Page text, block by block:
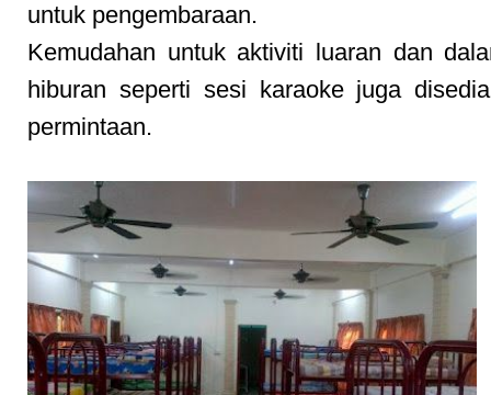
untuk pengembaraan.
Kemudahan untuk aktiviti luaran dan
hiburan seperti sesi karaoke juga
permintaan.